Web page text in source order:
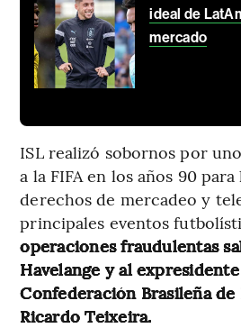
ideal de
mercado
ISL realizó sobornos por
a la FIFA en los años 90
derechos de mercadeo y
principales eventos
operaciones fraudulentas
Havelange y al
Confederación Brasileña de
Ricardo Teixeira.